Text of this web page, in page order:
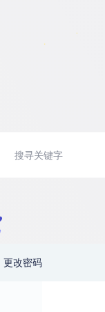
更改密码